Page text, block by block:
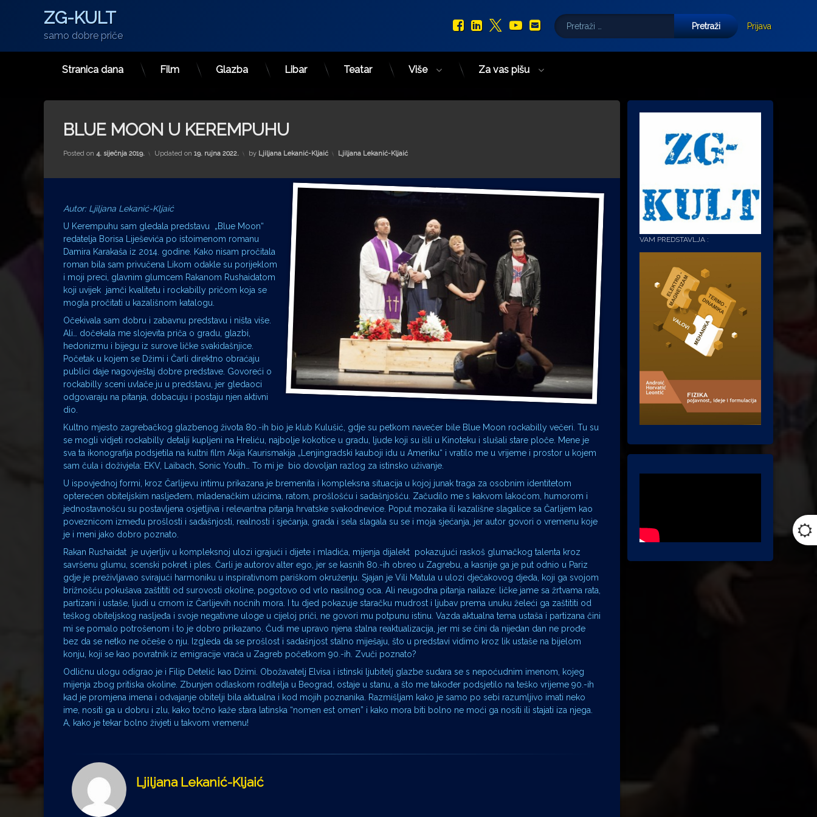
ZG-KULT
samo dobre priče
Facebook
LinkedIn
X.com
YouTube
E-mail
Pretraži:
Prijava
Stranica dana Film Glazba Libar Teatar Više Za vas pišu
BLUE MOON U KEREMPUHU
Posted on 4. siječnja 2019. Updated on 19. rujna 2022. by Ljiljana Lekanić-Kljaić Kategorije:
Ljiljana Lekanić-Kljaić
Autor: Ljiljana Lekanić-Kljaić
U Kerempuhu sam gledala predstavu „Blue Moon“
redatelja Borisa Liješevića po istoimenom romanu
Damira Karakaša iz 2014. godine. Kako nisam pročitala
roman bila sam privučena Likom odakle su porijeklom
i moji preci, glavnim glumcem Rakanom Rushaidatom
koji uvijek jamči kvalitetu i rockabilly pričom koja se
mogla pročitati u kazališnom katalogu.
Očekivala sam dobru i zabavnu predstavu i ništa više.
Ali… dočekala me slojevita priča o gradu, glazbi,
hedonizmu i bijegu iz surove ličke svakidašnjice.
Početak u kojem se Džimi i Čarli direktno obraćaju
publici daje nagovještaj dobre predstave. Govoreći o
rockabilly sceni uvlače ju u predstavu, jer gledaoci
odgovaraju na pitanja, dobacuju i postaju njen aktivni
dio.
Kultno mjesto zagrebačkog glazbenog života 80.-ih bio je klub Kulušić, gdje su petkom navečer bile Blue Moon rockabilly večeri. Tu su
se mogli vidjeti rockabilly detalji kupljeni na Hreliću, najbolje kokotice u gradu, ljude koji su išli u Kinoteku i slušali stare ploče. Mene je
sva ta ikonografija podsjetila na kultni film Akija Kaurismakija „Lenjingradski kauboji idu u Ameriku“ i vratilo me u vrijeme i prostor u kojem
sam čula i doživjela: EKV, Laibach, Sonic Youth… To mi je bio dovoljan razlog za istinsko uživanje.
U ispovjednoj formi, kroz Čarlijevu intimu prikazana je bremenita i kompleksna situacija u kojoj junak traga za osobnim identitetom
opterećen obiteljskim nasljeđem, mladenačkim užicima, ratom, prošlošću i sadašnjošću. Začudilo me s kakvom lakoćom, humorom i
jednostavnošću su postavljena osjetljiva i relevantna pitanja hrvatske svakodnevice. Poput mozaika ili kazališne slagalice sa Čarlijem kao
poveznicom između prošlosti i sadašnjosti, realnosti i sjećanja, grada i sela slagala su se i moja sjećanja, jer autor govori o vremenu koje
je i meni jako dobro poznato.
Rakan Rushaidat je uvjerljiv u kompleksnoj ulozi igrajući i dijete i mladića, mijenja dijalekt pokazujući raskoš glumačkog talenta kroz
savršenu glumu, scenski pokret i ples. Čarli je autorov alter ego, jer se kasnih 80.-ih obreo u Zagrebu, a kasnije ga je put odnio u Pariz
gdje je preživljavao svirajući harmoniku u inspirativnom pariškom okruženju. Sjajan je Vili Matula u ulozi dječakovog djeda, koji ga svojom
brižnošću pokušava zaštititi od surovosti okoline, pogotovo od vrlo nasilnog oca. Ali neugodna pitanja nailaze: ličke jame sa žrtvama rata,
partizani i ustaše, ljudi u crnom iz Čarlijevih noćnih mora. I tu djed pokazuje staračku mudrost i ljubav prema unuku želeći ga zaštititi od
teškog obiteljskog nasljeđa i svoje negativne uloge u cijeloj priči, ne govori mu potpunu istinu. Vazda aktualna tema ustaša i partizana čini
mi se pomalo potrošenom i to je dobro prikazano. Čudi me upravo njena stalna reaktualizacija, jer mi se čini da nijedan dan ne prođe
bez da se netko ne očeše o nju. Izgleda da se prošlost i sadašnjost stalno miješaju, što u predstavi vidimo kroz lik ustaše na bijelom
konju, koji se kao povratnik iz emigracije vraća u Zagreb početkom 90.-ih. Zvuči poznato?
Odličnu ulogu odigrao je i Filip Detelić kao Džimi. Obožavatelj Elvisa i istinski ljubitelj glazbe sudara se s nepoćudnim imenom, kojeg
mijenja zbog pritiska okoline. Zbunjen odlaskom roditelja u Beograd, ostaje u stanu, a što me također podsjetilo na teško vrijeme 90.-ih
kad je promjena imena i odvajanje obitelji bila aktualna i kod mojih poznanika. Razmišljam kako je samo po sebi razumljivo imati neko
ime, nositi ga u dobru i zlu, kako točno kaže stara latinska “nomen est omen” i kako mora biti bolno ne moći ga nositi ili stajati iza njega.
A, kako je tekar bolno živjeti u takvom vremenu!
Ljiljana Lekanić-Kljaić
VAM PREDSTAVLJA :